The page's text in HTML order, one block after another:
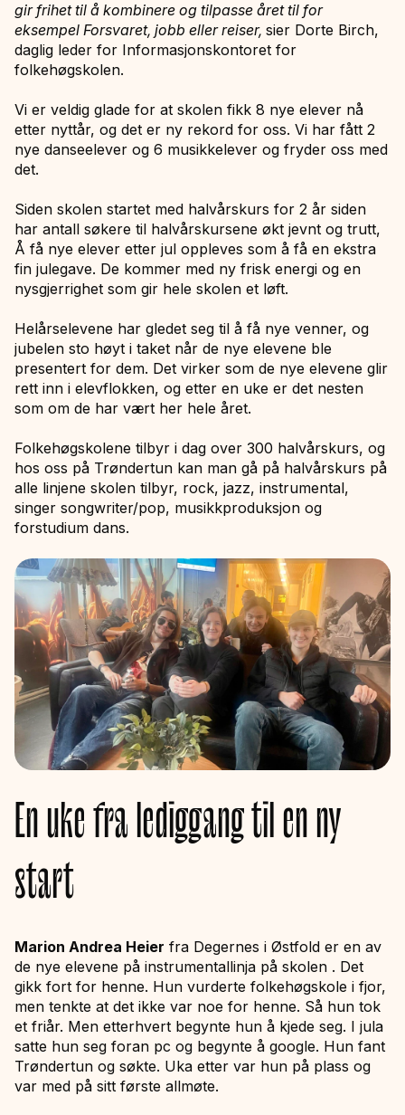
gir frihet til å kombinere og tilpasse året til for
eksempel Forsvaret, jobb eller reiser, sier Dorte Birch,
daglig leder for Informasjonskontoret for
folkehøgskolen.
Vi er veldig glade for at skolen fikk 8 nye elever nå
etter nyttår, og det er ny rekord for oss. Vi har fått 2
nye danseelever og 6 musikkelever og fryder oss med
det.
Siden skolen startet med halvårskurs for 2 år siden
har antall søkere til halvårskursene økt jevnt og trutt,
Å få nye elever etter jul oppleves som å få en ekstra
fin julegave. De kommer med ny frisk energi og en
nysgjerrighet som gir hele skolen et løft.
Helårselevene har gledet seg til å få nye venner, og
jubelen sto høyt i taket når de nye elevene ble
presentert for dem. Det virker som de nye elevene glir
rett inn i elevflokken, og etter en uke er det nesten
som om de har vært her hele året.
Folkehøgskolene tilbyr i dag over 300 halvårskurs, og
hos oss på Trøndertun kan man gå på halvårskurs på
alle linjene skolen tilbyr, rock, jazz, instrumental,
singer songwriter/pop, musikkproduksjon og
forstudium dans.
En uke fra lediggang til en ny
start
Marion Andrea Heier fra Degernes i Østfold er en av
de nye elevene på instrumentallinja på skolen . Det
gikk fort for henne. Hun vurderte folkehøgskole i fjor,
men tenkte at det ikke var noe for henne. Så hun tok
et friår. Men etterhvert begynte hun å kjede seg. I jula
satte hun seg foran pc og begynte å google. Hun fant
Trøndertun og søkte. Uka etter var hun på plass og
var med på sitt første allmøte.